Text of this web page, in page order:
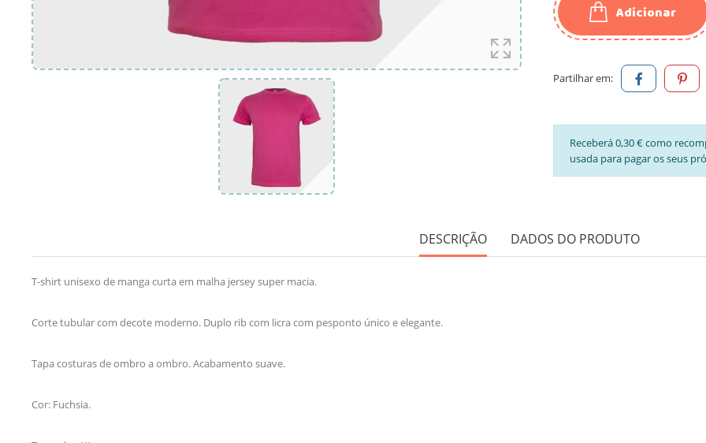
Adicionar
Partilhar em:
Receberá 0,30 € como
usada para pagar os seus
DESCRIÇÃO DADOS DO PRODUTO
T-shirt unisexo de manga curta em malha jersey super macia.
Corte tubular com decote moderno. Duplo rib com licra com pesponto único e elegante.
Tapa costuras de ombro a ombro. Acabamento suave.
Cor: Fuchsia.